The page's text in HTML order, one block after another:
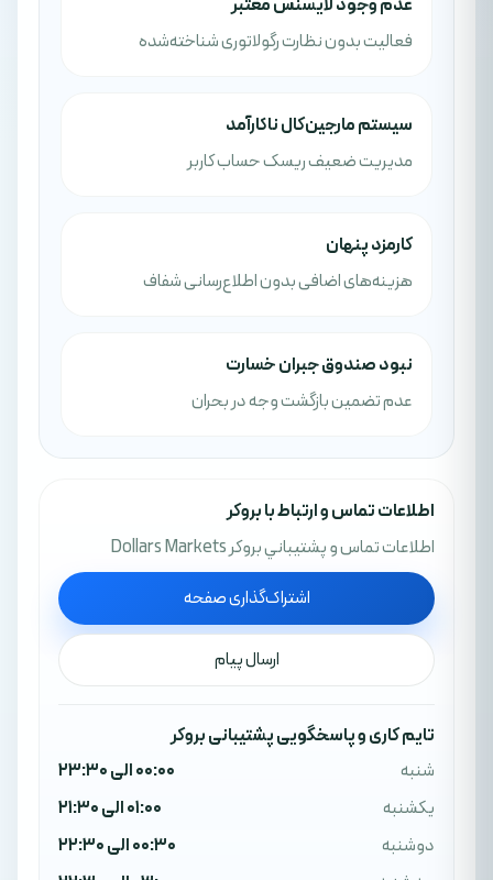
عدم وجود لایسنس معتبر
فعالیت بدون نظارت رگولاتوری شناخته‌شده
سیستم مارجین‌کال ناکارآمد
مدیریت ضعیف ریسک حساب کاربر
کارمزد پنهان
هزینه‌های اضافی بدون اطلاع‌رسانی شفاف
نبود صندوق جبران خسارت
عدم تضمین بازگشت وجه در بحران
اطلاعات تماس و ارتباط با بروکر
اطلاعات تماس و پشتيباني بروکر Dollars Markets
اشتراک‌گذاری صفحه
ارسال پیام
تایم کاری و پاسخگویی پشتیبانی بروکر
شنبه
00:00 الی 23:30
یکشنبه
01:00 الی 21:30
دوشنبه
00:30 الی 22:30